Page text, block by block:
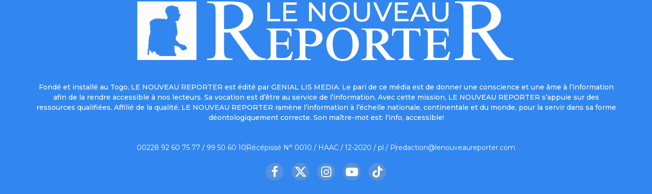
Fondé et installé au Togo, LE NOUVEAU REPORTER est édité par GENIAL LIS MEDIA. Le pari de ce média est de donner une conscience et une âme à l’information
afin de la rendre accessible à nos lecteurs. Sa vocation est d’être au service de l’information. Avec cette mission, LE NOUVEAU REPORTER s’appuie sur des
ressources qualifiées. Affilié de la qualité, LE NOUVEAU REPORTER ramène l’information à l’échelle nationale, continentale et du monde, pour la servir dans sa forme
déontologiquement correcte. Son maître-mot est: l’info, accessible!
00228 92 60 75 77 / 99 50 60 10 Récépissé N° 0010 / HAAC / 12-2020 / pl / Predaction@lenouveaureporter.com
Facebook
X
InstagramYouTubeTikTok